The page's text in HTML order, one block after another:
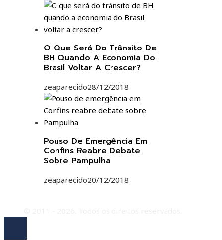
O Que Será Do Trânsito De
BH Quando A Economia Do
Brasil Voltar A Crescer?
zeaparecido28/12/2018
Pouso De Emergência Em
Confins Reabre Debate
Sobre Pampulha
zeaparecido20/12/2018